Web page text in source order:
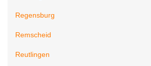
Regensburg
Remscheid
Reutlingen